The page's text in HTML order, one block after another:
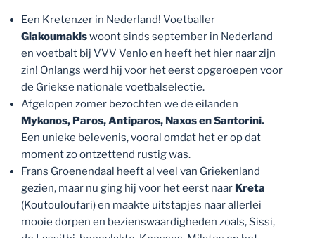
Een Kretenzer in Nederland! Voetballer
Giakoumakiswoont sinds september in Nederland
en voetbalt bij VVV Venlo en heeft het hier naar zijn
zin! Onlangs werd hij voor het eerst opgeroepen voor
de Griekse nationale voetbalselectie.
Afgelopen zomer bezochten we de eilanden
Mykonos, Paros, Antiparos, Naxos en Santorini.
Een unieke belevenis, vooral omdat het er op dat
moment zo ontzettend rustig was.
Frans Groenendaal heeft al veel van Griekenland
gezien, maar nu ging hij voor het eerst naar Kreta
(Koutouloufari) en maakte uitstapjes naar allerlei
mooie dorpen en bezienswaardigheden zoals, Sissi,